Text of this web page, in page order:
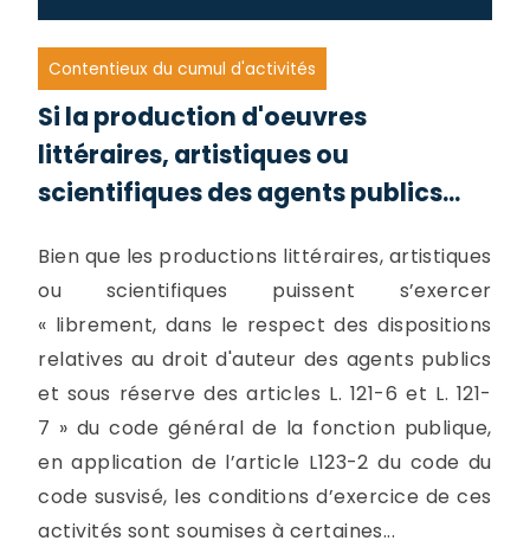
Contentieux du cumul d'activités
Si la production d'oeuvres
littéraires, artistiques ou
scientifiques des agents publics...
Bien que les productions littéraires, artistiques
ou scientifiques puissent s’exercer
« librement, dans le respect des dispositions
relatives au droit d'auteur des agents publics
et sous réserve des articles L. 121-6 et L. 121-
7 » du code général de la fonction publique,
en application de l’article L123-2 du code du
code susvisé, les conditions d’exercice de ces
activités sont soumises à certaines...